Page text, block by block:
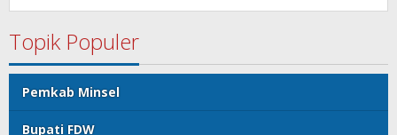
Topik Populer
Pemkab Minsel
Bupati FDW